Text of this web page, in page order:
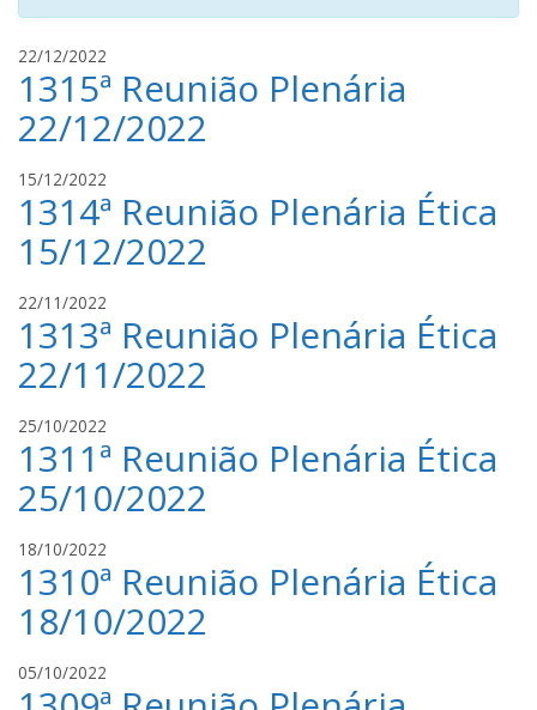
22/12/2022
v
n
d
o
u
h
o
1315ª Reunião Plenária
22/12/2022
15/12/2022
v
n
d
u
h
o
a
1314ª Reunião Plenária Ética
15/12/2022
22/11/2022
v
n
d
o
u
h
o
a
1313ª Reunião Plenária Ética
22/11/2022
25/10/2022
v
n
d
o
u
h
1311ª Reunião Plenária Ética
25/10/2022
18/10/2022
v
n
1310ª Reunião Plenária Ética
18/10/2022
05/10/2022
v